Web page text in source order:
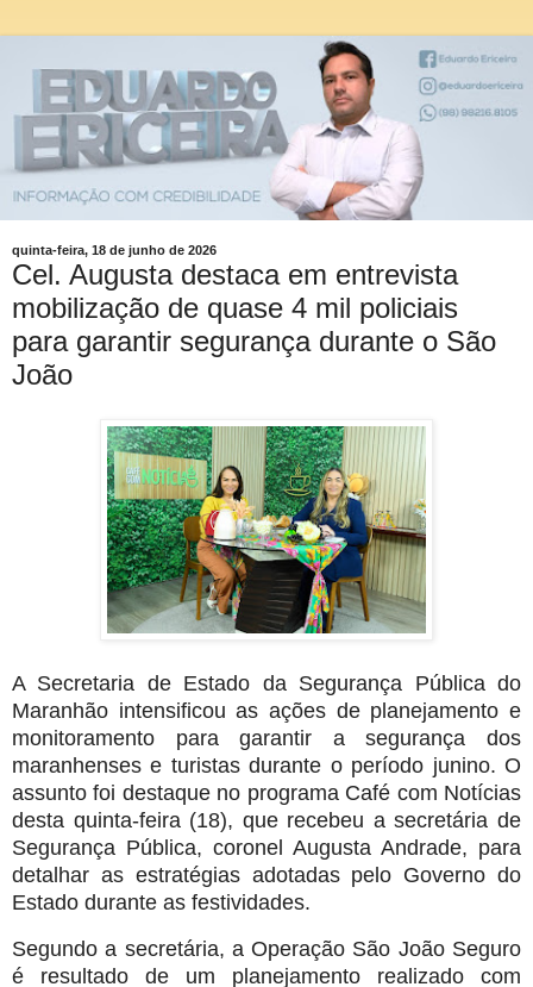
quinta-feira, 18 de junho de 2026
Cel. Augusta destaca em entrevista
mobilização de quase 4 mil policiais
para garantir segurança durante o São
João
A Secretaria de Estado da Segurança Pública do
Maranhão intensificou as ações de planejamento e
monitoramento para garantir a segurança dos
maranhenses e turistas durante o período junino. O
assunto foi destaque no programa Café com Notícias
desta quinta-feira (18), que recebeu a secretária de
Segurança Pública, coronel Augusta Andrade, para
detalhar as estratégias adotadas pelo Governo do
Estado durante as festividades.
Segundo a secretária, a Operação São João Seguro
é resultado de um planejamento realizado com